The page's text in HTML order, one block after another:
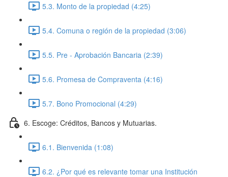
5.3. Monto de la propiedad (4:25)
5.4. Comuna o región de la propiedad (3:06)
5.5. Pre - Aprobación Bancaria (2:39)
5.6. Promesa de Compraventa (4:16)
5.7. Bono Promocional (4:29)
6. Escoge: Créditos, Bancos y Mutuarias.
6.1. Bienvenida (1:08)
6.2. ¿Por qué es relevante tomar una Institución